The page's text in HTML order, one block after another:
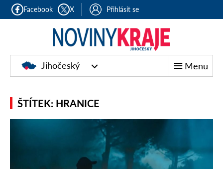
Facebook X Přihlásit se
Jihočeský Menu
ŠTÍTEK: HRANICE